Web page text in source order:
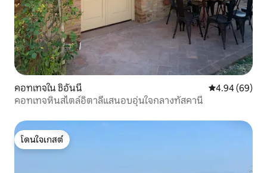
คอทเทจใน ชิอันนี คะแนนเฉลี่ย
4.94 (69)
คอทเทจหินสไตล์อิตาลีแสนอบอุ่นใจกลางทัสคานี
โดนใจเกสต์
โดนใจเกสต์